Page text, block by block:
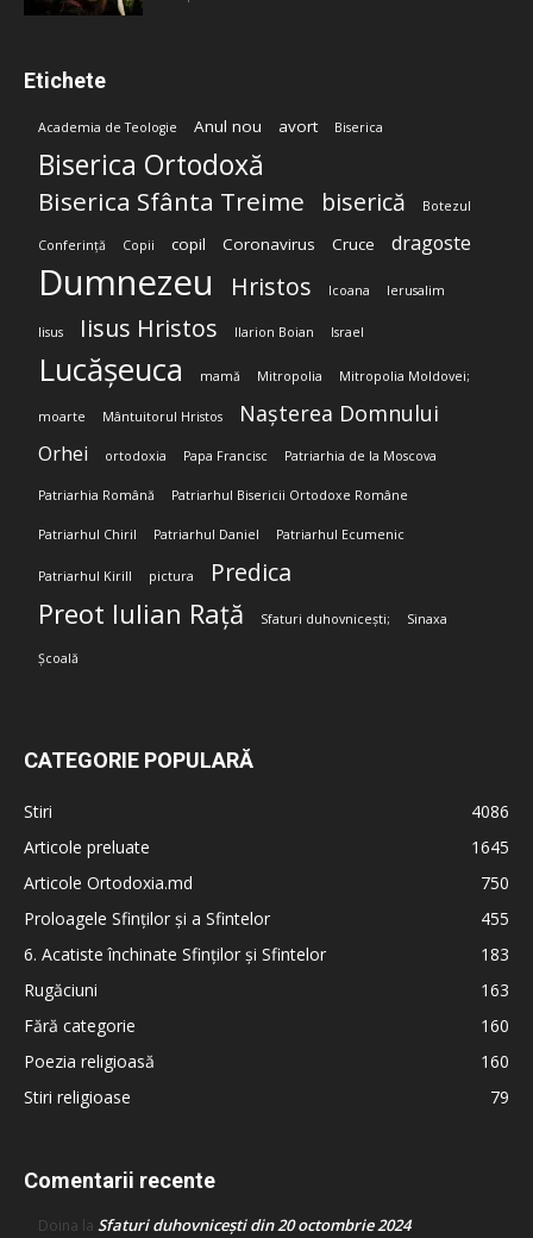
Etichete
Academia de Teologie Anul nou avort Biserica
Biserica Ortodoxă
Biserica Sfânta Treime biserică Botezul
Conferință Copii copil Coronavirus Cruce dragoste
Dumnezeu Hristos Icoana Ierusalim
Iisus Iisus Hristos Ilarion Boian Israel
Lucășeuca mamă Mitropolia Mitropolia Moldovei;
moarte Mântuitorul Hristos Nașterea Domnului
Orhei ortodoxia Papa Francisc Patriarhia de la Moscova
Patriarhia Română Patriarhul Bisericii Ortodoxe Române
Patriarhul Chiril Patriarhul Daniel Patriarhul Ecumenic
Patriarhul Kirill pictura Predica
Preot Iulian Rață Sfaturi duhovnicești; Sinaxa
Școală
CATEGORIE POPULARĂ
Stiri
4086
Articole preluate
1645
Articole Ortodoxia.md
750
Proloagele Sfinților și a Sfintelor
455
6. Acatiste închinate Sfinților și Sfintelor
183
Rugăciuni
163
Fără categorie
160
Poezia religioasă
160
Stiri religioase
79
Comentarii recente
Doina la Sfaturi duhovnicești din 20 octombrie 2024